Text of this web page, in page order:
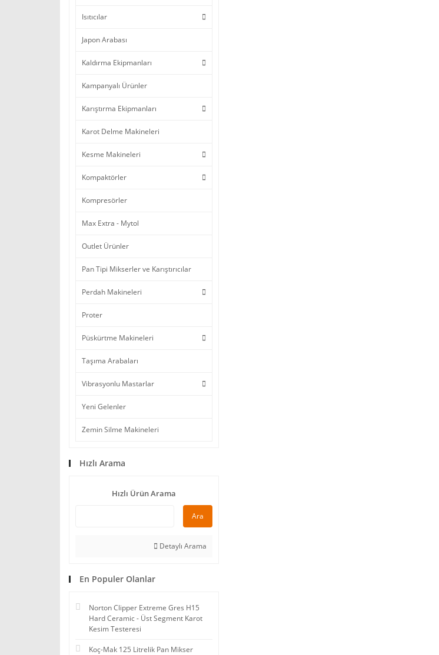
Isıtıcılar
Japon Arabası
Kaldırma Ekipmanları
Kampanyalı Ürünler
Karıştırma Ekipmanları
Karot Delme Makineleri
Kesme Makineleri
Kompaktörler
Kompresörler
Max Extra - Mytol
Outlet Ürünler
Pan Tipi Mikserler ve Karıştırıcılar
Perdah Makineleri
Proter
Püskürtme Makineleri
Taşıma Arabaları
Vibrasyonlu Mastarlar
Yeni Gelenler
Zemin Silme Makineleri
Hızlı Arama
Hızlı Ürün Arama
Ara
Detaylı Arama
En Populer Olanlar
Norton Clipper Extreme Gres H15
Hard Ceramic - Üst Segment Karot
Kesim Testeresi
Koç-Mak 125 Litrelik Pan Mikser